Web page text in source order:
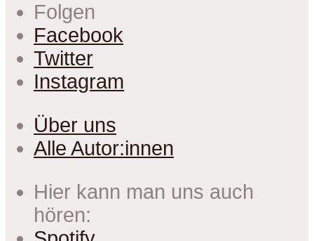
Folgen
Facebook
Twitter
Instagram
Über uns
Alle Autor:innen
Hier kann man uns auch
hören: